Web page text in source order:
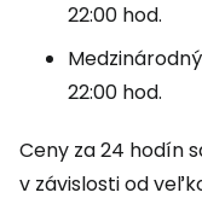
22:00 hod.
22:00 hod.
Ceny za 24 hodín
v závislosti od